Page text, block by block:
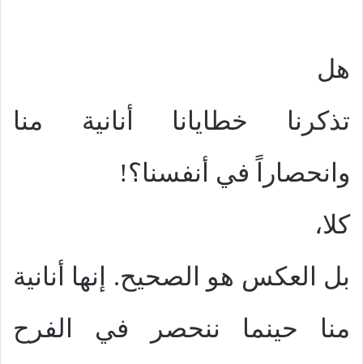
هل
تذكرنا خطايانا أنانية منا
وانحصاراً في أنفسنا؟!
كلا،
بل العكس هو الصحيح. إنها أنانية
منا حينما ننحصر في الفرح